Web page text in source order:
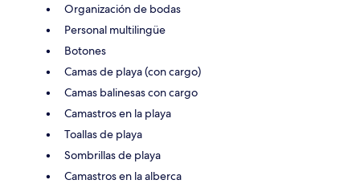
Organización de bodas
Personal multilingüe
Botones
Camas de playa (con cargo)
Camas balinesas con cargo
Camastros en la playa
Toallas de playa
Sombrillas de playa
Camastros en la alberca